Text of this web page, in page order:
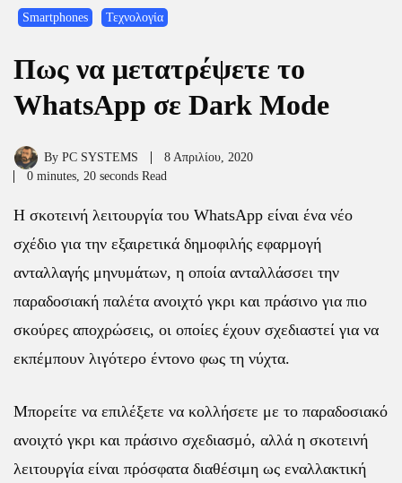
Smartphones Τεχνολογία
Πως να μετατρέψετε το
WhatsApp σε Dark Mode
By PC SYSTEMS
8 Απριλίου, 2020
0 minutes, 20 seconds Read
Η σκοτεινή λειτουργία του WhatsApp είναι ένα νέο
σχέδιο για την εξαιρετικά δημοφιλής εφαρμογή
ανταλλαγής μηνυμάτων, η οποία ανταλλάσσει την
παραδοσιακή παλέτα ανοιχτό γκρι και πράσινο για πιο
σκούρες αποχρώσεις, οι οποίες έχουν σχεδιαστεί για να
εκπέμπουν λιγότερο έντονο φως τη νύχτα.
Μπορείτε να επιλέξετε να κολλήσετε με το παραδοσιακό
ανοιχτό γκρι και πράσινο σχεδιασμό, αλλά η σκοτεινή
λειτουργία είναι πρόσφατα διαθέσιμη ως εναλλακτική